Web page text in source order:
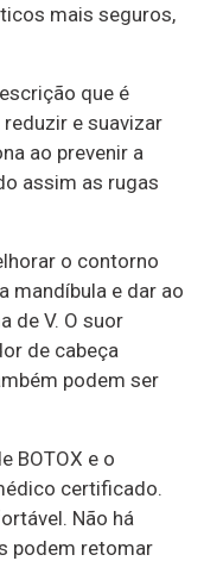
mais seguros,
que é
e suavizar
ao prevenir a
assim as rugas
o contorno
mandíbula e dar ao
de V. O suor
de cabeça
podem ser
BOTOX e o
certificado.
Não há
podem retomar